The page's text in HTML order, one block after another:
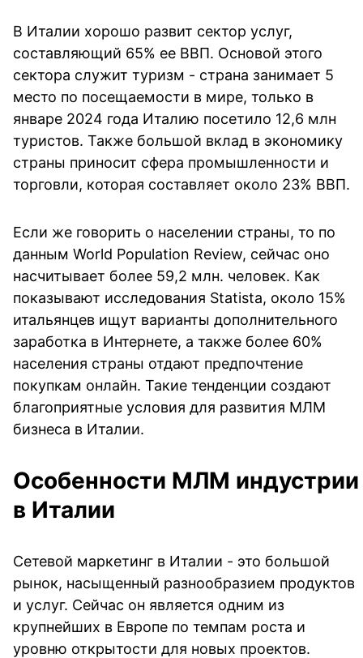
В Италии хорошо развит сектор услуг,
составляющий 65% ее ВВП. Основой этого
сектора служит туризм - страна занимает 5
место по посещаемости в мире, только в
январе 2024 года Италию посетило 12,6 млн
туристов. Также большой вклад в экономику
страны приносит сфера промышленности и
торговли, которая составляет около 23% ВВП.
Если же говорить о населении страны, то по
данным World Population Review, сейчас оно
насчитывает более 59,2 млн. человек. Как
показывают исследования Statista, около 15%
итальянцев ищут варианты дополнительного
заработка в Интернете, а также более 60%
населения страны отдают предпочтение
покупкам онлайн. Такие тенденции создают
благоприятные условия для развития МЛМ
бизнеса в Италии.
Особенности МЛМ индустрии
в Италии
Сетевой маркетинг в Италии - это большой
рынок, насыщенный разнообразием продуктов
и услуг. Сейчас он является одним из
крупнейших в Европе по темпам роста и
уровню открытости для новых проектов.